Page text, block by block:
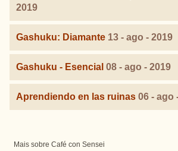
2019
Gashuku: Diamante 13 - ago - 2019
Gashuku - Esencial 08 - ago - 2019
Aprendiendo en las ruinas 06 - ago
Mais sobre Café con Sensei